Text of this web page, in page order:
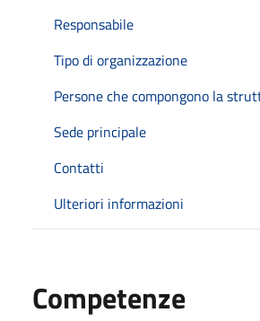
Responsabile
Tipo di organizzazione
Persone che compongono la
Sede principale
Contatti
Ulteriori informazioni
Competenze